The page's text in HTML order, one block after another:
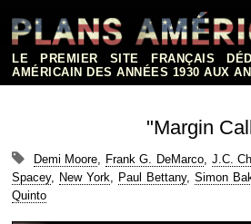
contenu
LE PREMIER SITE FRANÇAIS
AMÉRICAIN DES ANNÉES 1930 AUX
Rechercher :
"Margin
Demi Moore, Frank G. DeMarco, J.C.
Spacey, New York, Paul Bettany, Simon
Quinto